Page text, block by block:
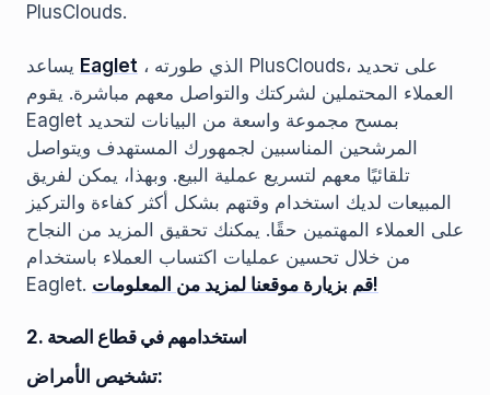
PlusClouds.
Eaglet ، الذي طورته PlusClouds، على تحديد
العملاء المحتملين لشركتك والتواصل معهم مباشرة. يقوم
Eaglet بمسح مجموعة واسعة من البيانات لتحديد
المرشحين المناسبين لجمهورك المستهدف ويتواصل
تلقائيًا معهم لتسريع عملية البيع. وبهذا، يمكن لفريق
المبيعات لديك استخدام وقتهم بشكل أكثر كفاءة والتركيز
على العملاء المهتمين حقًا. يمكنك تحقيق المزيد من النجاح
من خلال تحسين عمليات اكتساب العملاء باستخدام
Eaglet.
قم بزيارة موقعنا لمزيد من المعلومات!
2. استخدامهم في قطاع الصحة
تشخيص الأمراض: